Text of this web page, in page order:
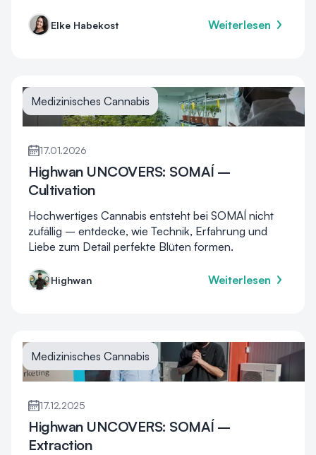
Elke Habekost Weiterlesen
Medizinisches Cannabis
17.01.2026
Highwan UNCOVERS: SOMAÍ –
Cultivation
Hochwertiges Cannabis entsteht bei SOMAÍ nicht
zufällig – entdecke, wie Technik, Erfahrung und
Liebe zum Detail perfekte Blüten formen.
Highwan Weiterlesen
Medizinisches Cannabis
17.12.2025
Highwan UNCOVERS: SOMAÍ –
Extraction